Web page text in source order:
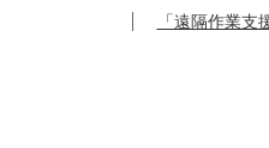
「遠隔作業支